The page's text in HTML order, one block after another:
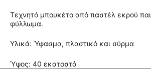
Τεχνητό μπουκέτο από παστέλ εκρού
φύλλωμα.
Υλικά: Ύφασμα, πλαστικό και σύρμα
Ύψος: 40 εκατοστά